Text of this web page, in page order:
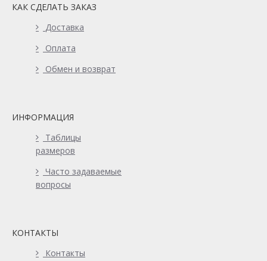
КАК СДЕЛАТЬ ЗАКАЗ
Доставка
Оплата
Обмен и возврат
ИНФОРМАЦИЯ
Таблицы
размеров
Часто задаваемые
вопросы
КОНТАКТЫ
Контакты